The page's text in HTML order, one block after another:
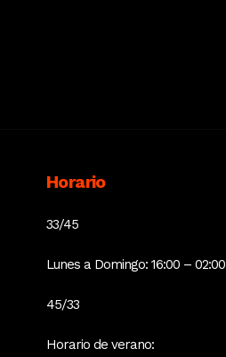
Horario
33/45
Lunes a Domingo: 16:00 – 02:00
45/33
Horario de verano: